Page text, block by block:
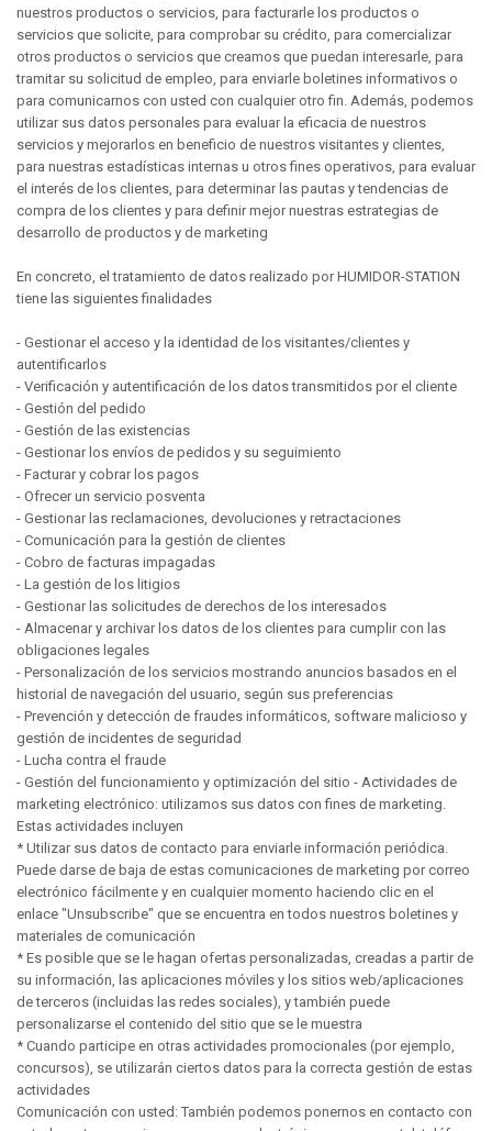
nuestros productos o servicios, para facturarle los productos o
servicios que solicite, para comprobar su crédito, para comercializar
otros productos o servicios que creamos que puedan interesarle, para
tramitar su solicitud de empleo, para enviarle boletines informativos o
para comunicarnos con usted con cualquier otro fin. Además, podemos
utilizar sus datos personales para evaluar la eficacia de nuestros
servicios y mejorarlos en beneficio de nuestros visitantes y clientes,
para nuestras estadísticas internas u otros fines operativos, para evaluar
el interés de los clientes, para determinar las pautas y tendencias de
compra de los clientes y para definir mejor nuestras estrategias de
desarrollo de productos y de marketing
En concreto, el tratamiento de datos realizado por HUMIDOR-STATION
tiene las siguientes finalidades
- Gestionar el acceso y la identidad de los visitantes/clientes y
autentificarlos
- Verificación y autentificación de los datos transmitidos por el cliente
- Gestión del pedido
- Gestión de las existencias
- Gestionar los envíos de pedidos y su seguimiento
- Facturar y cobrar los pagos
- Ofrecer un servicio posventa
- Gestionar las reclamaciones, devoluciones y retractaciones
- Comunicación para la gestión de clientes
- Cobro de facturas impagadas
- La gestión de los litigios
- Gestionar las solicitudes de derechos de los interesados
- Almacenar y archivar los datos de los clientes para cumplir con las
obligaciones legales
- Personalización de los servicios mostrando anuncios basados en el
historial de navegación del usuario, según sus preferencias
- Prevención y detección de fraudes informáticos, software malicioso y
gestión de incidentes de seguridad
- Lucha contra el fraude
- Gestión del funcionamiento y optimización del sitio - Actividades de
marketing electrónico: utilizamos sus datos con fines de marketing.
Estas actividades incluyen
* Utilizar sus datos de contacto para enviarle información periódica.
Puede darse de baja de estas comunicaciones de marketing por correo
electrónico fácilmente y en cualquier momento haciendo clic en el
enlace "Unsubscribe" que se encuentra en todos nuestros boletines y
materiales de comunicación
* Es posible que se le hagan ofertas personalizadas, creadas a partir de
su información, las aplicaciones móviles y los sitios web/aplicaciones
de terceros (incluidas las redes sociales), y también puede
personalizarse el contenido del sitio que se le muestra
* Cuando participe en otras actividades promocionales (por ejemplo,
concursos), se utilizarán ciertos datos para la correcta gestión de estas
actividades
Comunicación con usted: También podemos ponernos en contacto con